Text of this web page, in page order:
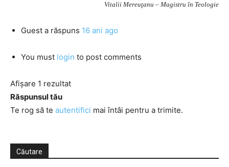
Vitalii Mereuţanu – Magistru în Teologie
Guest a răspuns 16 ani ago
You must login to post comments
Afișare 1 rezultat
Răspunsul tău
Te rog să te autentifici mai întâi pentru a trimite.
Căutare